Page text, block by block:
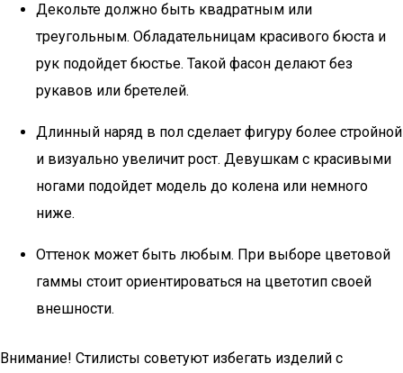
Декольте должно быть квадратным или
треугольным. Обладательницам красивого бюста и
рук подойдет бюстье. Такой фасон делают без
рукавов или бретелей.
Длинный наряд в пол сделает фигуру более стройной
и визуально увеличит рост. Девушкам с красивыми
ногами подойдет модель до колена или немного
ниже.
Оттенок может быть любым. При выборе цветовой
гаммы стоит ориентироваться на цветотип своей
внешности.
Внимание! Стилисты советуют избегать изделий с